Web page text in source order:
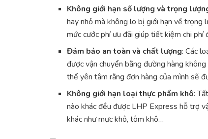
Không giới hạn số lượng và trọng
hay nhỏ mà không lo bị giới hạn về trọng
mức cước phí ưu đãi giúp tiết kiệm chi phí
Đảm bảo an toàn và chất lượng: Các
được vận chuyển bằng đường hàng
thể yên tâm rằng đơn hàng của mình sẽ
Không giới hạn loại thực phẩm khô:
nào khác đều được LHP Express hỗ trợ
khác như mực khô, tôm khô…